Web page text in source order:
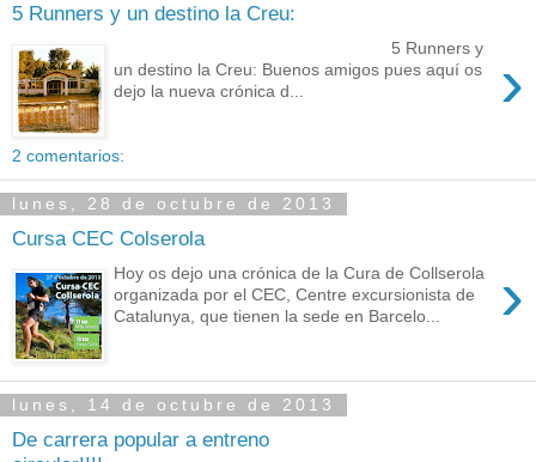
5 Runners y un destino la Creu:
›
5 Runners y
un destino la Creu: Buenos amigos pues aquí os
dejo la nueva crónica d...
2 comentarios:
lunes, 28 de octubre de 2013
Cursa CEC Colserola
›
Hoy os dejo una crónica de la Cura de Collserola
organizada por el CEC, Centre excursionista de
Catalunya, que tienen la sede en Barcelo...
lunes, 14 de octubre de 2013
De carrera popular a entreno